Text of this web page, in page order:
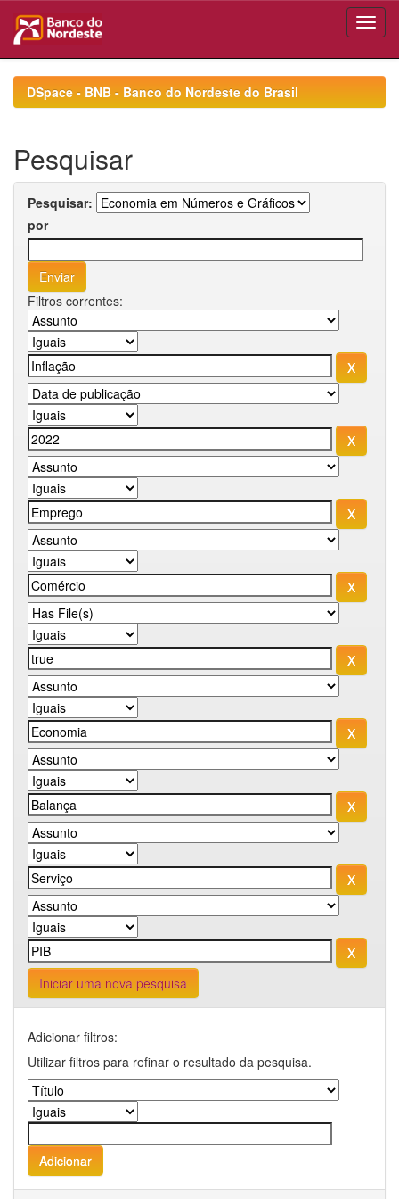
navigationDSpace - BNB - Banco do Nordeste do Brasil
Pesquisar
Pesquisar:
por
Filtros correntes:
Iniciar uma nova pesquisa
Adicionar filtros:
Utilizar filtros para refinar o resultado da pesquisa.